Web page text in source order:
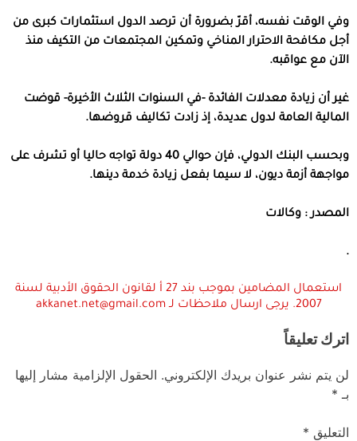
وفي الوقت نفسه، أقرّ بضرورة أن ترصد الدول استثمارات كبرى من
أجل مكافحة الاحترار المناخي وتمكين المجتمعات من التكيف منذ
الآن مع عواقبه.
غير أن زيادة معدلات الفائدة -في السنوات الثلاث الأخيرة- قوضت
المالية العامة لدول عديدة، إذ زادت تكاليف قروضها.
وبحسب البنك الدولي، فإن حوالي 40 دولة تواجه حاليا أو تشرف على
مواجهة أزمة ديون، لا سيما بفعل زيادة خدمة دينها.
المصدر : وكالات
.
استعمال المضامين بموجب بند 27 أ لقانون الحقوق الأدبية لسنة
2007. يرجى ارسال ملاحظات لـ akkanet.net@gmail.com
اترك تعليقاً
لن يتم نشر عنوان بريدك الإلكتروني. الحقول الإلزامية مشار إليها
بـ *
التعليق *